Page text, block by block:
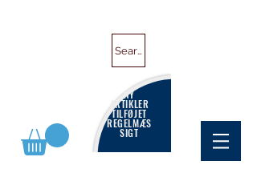
Search
NY
ARTIKLER
TILFØJET
REGELMÆS
SIGT